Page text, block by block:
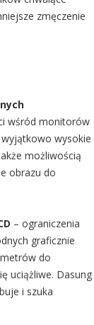
zmęczenie
wśród monitorów
wysokie
możliwością
obrazu do
– ograniczenia
graficznie
do
uciążliwe. Dasung
i szuka